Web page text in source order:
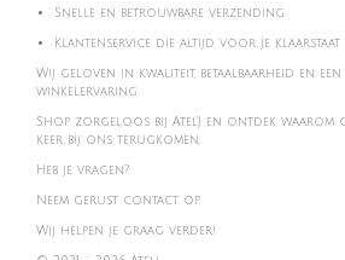
Snelle en betrouwbare verzending
Klantenservice die altijd voor je klaarstaat
Wij geloven in kwaliteit, betaalbaarheid en een
winkelervaring.
Shop zorgeloos bij Atel'J en ontdek waarom
keer bij ons terugkomen.
Heb je vragen?
Neem gerust contact op.
Wij helpen je graag verder!